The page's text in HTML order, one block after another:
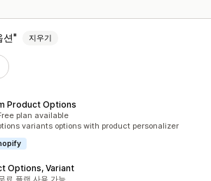
션 지우기
Product Options
plan available
variants options with product personalizer
Options, Variant
료 플랜 사용 가능